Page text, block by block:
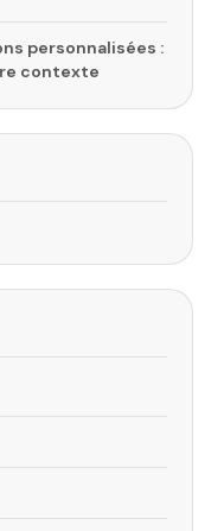
personnalisées :
contexte